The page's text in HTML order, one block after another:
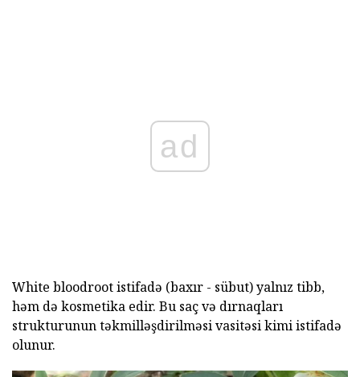
ad
White bloodroot istifadə (baxır - sübut) yalnız tibb,
həm də kosmetika edir. Bu saç və dırnaqları
strukturunun təkmilləşdirilməsi vasitəsi kimi istifadə
olunur.